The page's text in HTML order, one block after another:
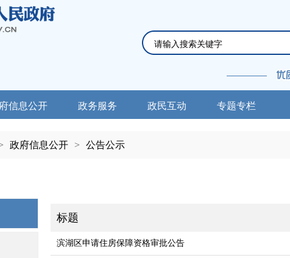
信息公开 政务服务 政民互动 专题专栏
政府信息公开 > 公告公示
标题
滨湖区申请住房保障资格审批公告